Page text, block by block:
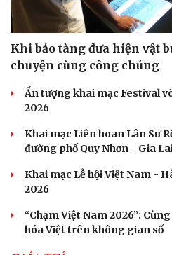
Khi bảo tàng đưa hiện vật
chuyện cùng công chúng
Ấn tượng khai mạc Festival
2026
Khai mạc Liên hoan Lân Sư
đường phố Quy Nhơn - Gia
Khai mạc Lễ hội Việt Nam -
2026
“Chạm Việt Nam 2026”:
hóa Việt trên không gian số